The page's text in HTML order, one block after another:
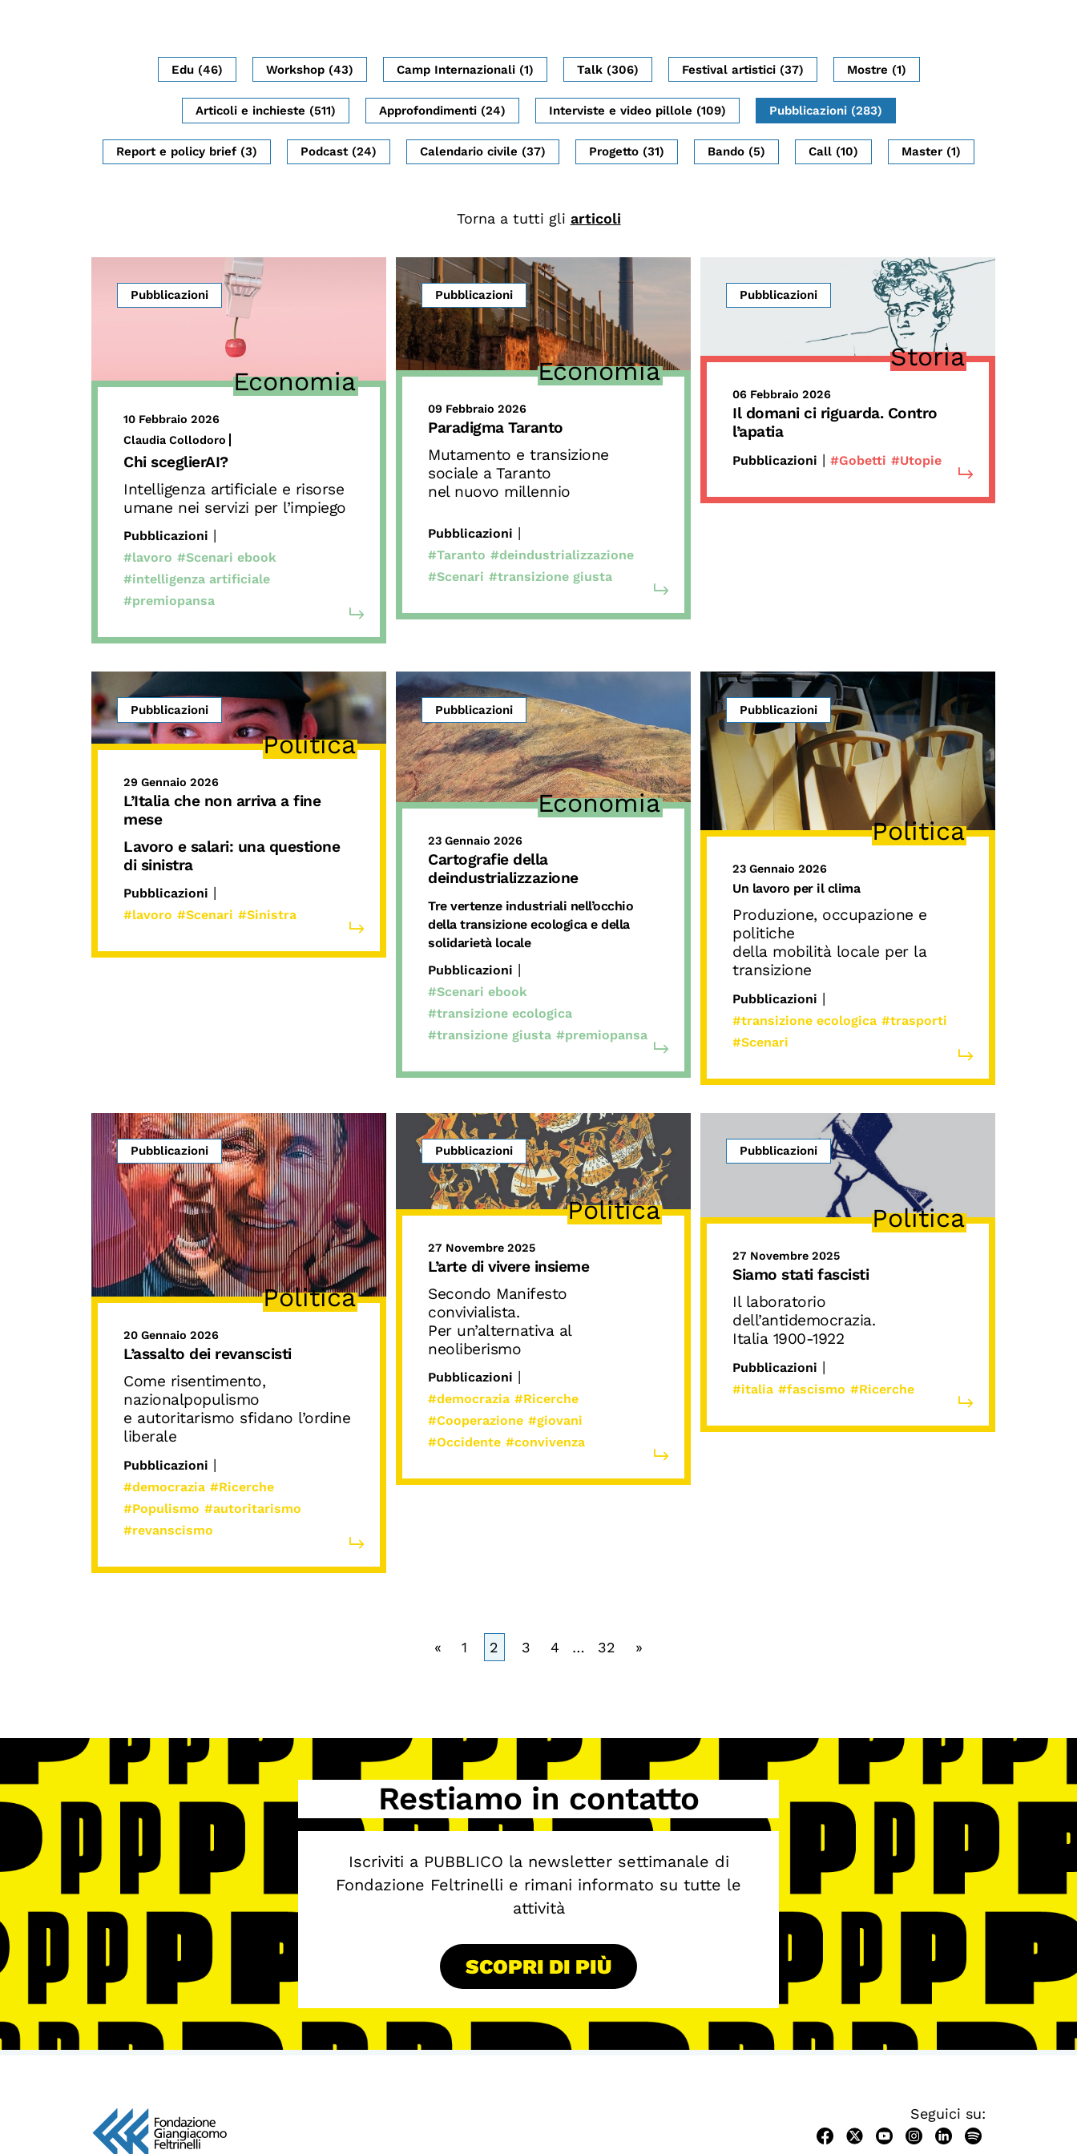
Edu (46) Workshop (43) Camp Internazionali (1) Talk (306) Festival artistici (37) Mostre (1)
Articoli e inchieste (511) Approfondimenti (24) Interviste e video pillole (109) Pubblicazioni (283)
Report e policy brief (3) Podcast (24) Calendario civile (37) Progetto (31) Bando (5) Call (10) Master (1)
Torna a tutti gli articoli
Pubblicazioni
Economia
10 Febbraio 2026
Claudia Collodoro
Chi sceglierAI?
Intelligenza artificiale e risorse
umane nei servizi per l’impiego
Pubblicazioni |
#lavoro #Scenari ebook
#intelligenza artificiale
#premiopansa
Pubblicazioni
Economia
09 Febbraio 2026
Paradigma Taranto
Mutamento e transizione
sociale a Taranto
nel nuovo millennio
Pubblicazioni |
#Taranto #deindustrializzazione
#Scenari #transizione giusta
Pubblicazioni
Storia
06 Febbraio 2026
Il domani ci riguarda. Contro
l’apatia
Pubblicazioni | #Gobetti #Utopie
Pubblicazioni
Politica
29 Gennaio 2026
L’Italia che non arriva a fine
mese
Lavoro e salari: una questione
di sinistra
Pubblicazioni |
#lavoro #Scenari #Sinistra
Pubblicazioni
Economia
23 Gennaio 2026
Cartografie della
deindustrializzazione
Tre vertenze industriali nell’occhio
della transizione ecologica e della
solidarietà locale
Pubblicazioni |
#Scenari ebook
#transizione ecologica
#transizione giusta #premiopansa
Pubblicazioni
Politica
23 Gennaio 2026
Un lavoro per il clima
Produzione, occupazione e
politiche
della mobilità locale per la
transizione
Pubblicazioni |
#transizione ecologica #trasporti
#Scenari
Pubblicazioni
Politica
20 Gennaio 2026
L’assalto dei revanscisti
Come risentimento,
nazionalpopulismo
e autoritarismo sfidano l’ordine
liberale
Pubblicazioni |
#democrazia #Ricerche
#Populismo #autoritarismo
#revanscismo
Pubblicazioni
Politica
27 Novembre 2025
L’arte di vivere insieme
Secondo Manifesto
convivialista.
Per un’alternativa al
neoliberismo
Pubblicazioni |
#democrazia #Ricerche
#Cooperazione #giovani
#Occidente #convivenza
Pubblicazioni
Politica
27 Novembre 2025
Siamo stati fascisti
Il laboratorio
dell’antidemocrazia.
Italia 1900-1922
Pubblicazioni |
#italia #fascismo #Ricerche
« 1 2 3 4 … 32 »
Restiamo in contatto
Iscriviti a PUBBLICO la newsletter settimanale di
Fondazione Feltrinelli e rimani informato su tutte le
attività
SCOPRI DI PIÙ
Seguici su: